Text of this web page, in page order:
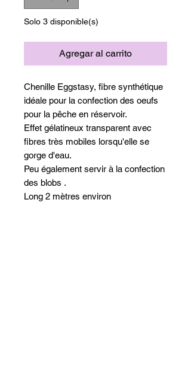
Solo 3 disponible(s)
Agregar al carrito
Chenille Eggstasy, fibre synthétique
idéale pour la confection des oeufs
pour la pêche en réservoir.
Effet gélatineux transparent avec
fibres très mobiles lorsqu'elle se
gorge d'eau.
Peu également servir à la confection
des blobs .
Long 2 mètres environ